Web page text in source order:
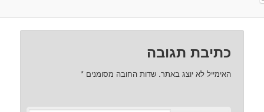
תגובה
יוצג באתר. שדות החובה מסומנים*